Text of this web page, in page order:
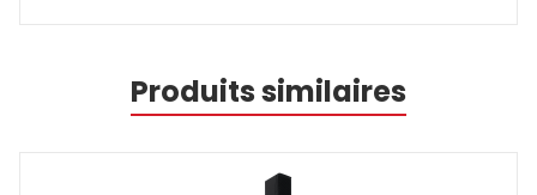
Produits similaires